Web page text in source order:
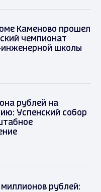
Каменово прошел
чемпионат
школы
рублей на
Успенский собор
рублей: